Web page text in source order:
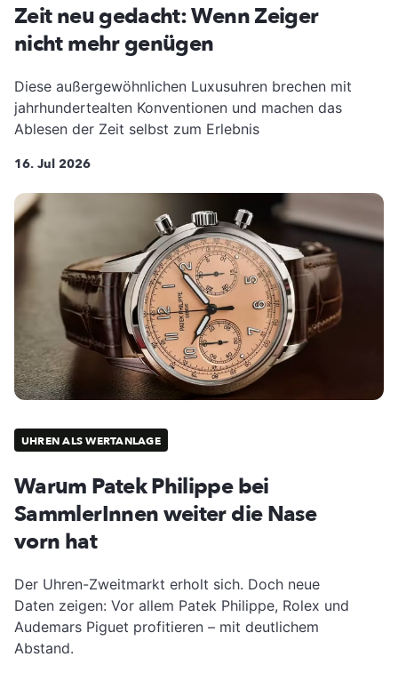
Zeit neu gedacht: Wenn Zeiger
nicht mehr genügen
Diese außergewöhnlichen Luxusuhren brechen mit
jahrhundertealten Konventionen und machen das
Ablesen der Zeit selbst zum Erlebnis
16. Jul 2026
UHREN ALS WERTANLAGE
Warum Patek Philippe bei
SammlerInnen weiter die Nase
vorn hat
Der Uhren-Zweitmarkt erholt sich. Doch neue
Daten zeigen: Vor allem Patek Philippe, Rolex und
Audemars Piguet profitieren – mit deutlichem
Abstand.